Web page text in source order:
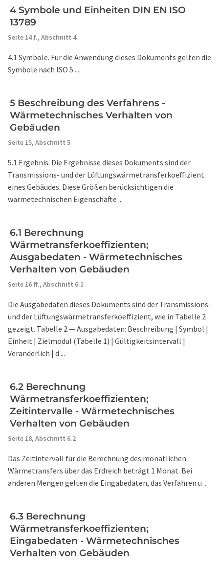
4 Symbole und Einheiten DIN EN ISO
13789
Seite 14 f., Abschnitt 4
4.1 Symbole. Für die Anwendung dieses Dokuments gelten die
Symbole nach ISO 5 ...
5 Beschreibung des Verfahrens -
Wärmetechnisches Verhalten von
Gebäuden
Seite 15, Abschnitt 5
5.1 Ergebnis. Die Ergebnisse dieses Dokuments sind der
Transmissions- und der Lüftungswärmetransferkoeffizient
eines Gebäudes. Diese Größen berücksichtigen die
wärmetechnischen Eigenschafte ...
6.1 Berechnung
Wärmetransferkoeffizienten;
Ausgabedaten - Wärmetechnisches
Verhalten von Gebäuden
Seite 16 ff., Abschnitt 6.1
Die Ausgabedaten dieses Dokuments sind der Transmissions-
und der Lüftungswärmetransferkoeffizient, wie in Tabelle 2
gezeigt. Tabelle 2 — Ausgabedaten: Beschreibung | Symbol |
Einheit | Zielmodul (Tabelle 1) | Gültigkeitsintervall |
Veränderlich | d ...
6.2 Berechnung
Wärmetransferkoeffizienten;
Zeitintervalle - Wärmetechnisches
Verhalten von Gebäuden
Seite 18, Abschnitt 6.2
Das Zeitintervall für die Berechnung des monatlichen
Wärmetransfers über das Erdreich beträgt 1 Monat. Bei
anderen Mengen gelten die Eingabedaten, das Verfahren u ...
6.3 Berechnung
Wärmetransferkoeffizienten;
Eingabedaten - Wärmetechnisches
Verhalten von Gebäuden